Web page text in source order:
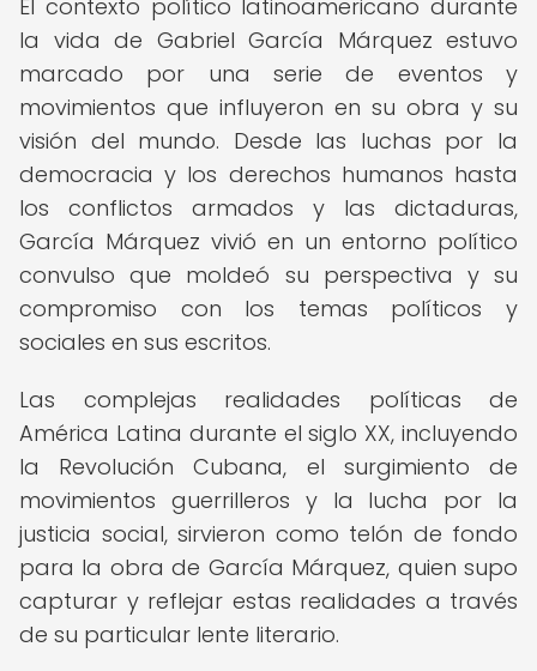
El contexto político latinoamericano durante
la vida de Gabriel García Márquez estuvo
marcado por una serie de eventos y
movimientos que influyeron en su obra y su
visión del mundo. Desde las luchas por la
democracia y los derechos humanos hasta
los conflictos armados y las dictaduras,
García Márquez vivió en un entorno político
convulso que moldeó su perspectiva y su
compromiso con los temas políticos y
sociales en sus escritos.
Las complejas realidades políticas de
América Latina durante el siglo XX, incluyendo
la Revolución Cubana, el surgimiento de
movimientos guerrilleros y la lucha por la
justicia social, sirvieron como telón de fondo
para la obra de García Márquez, quien supo
capturar y reflejar estas realidades a través
de su particular lente literario.